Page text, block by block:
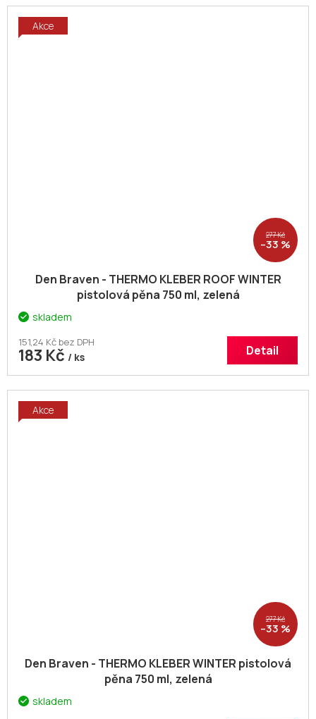
Akce
277 Kč
–33 %
Den Braven - THERMO KLEBER ROOF WINTER
pistolová pěna 750 ml, zelená
skladem
151,24 Kč bez DPH
183 Kč / ks Detail
Akce
277 Kč
–33 %
Den Braven - THERMO KLEBER WINTER pistolová
pěna 750 ml, zelená
skladem